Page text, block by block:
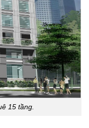
15 tầng.